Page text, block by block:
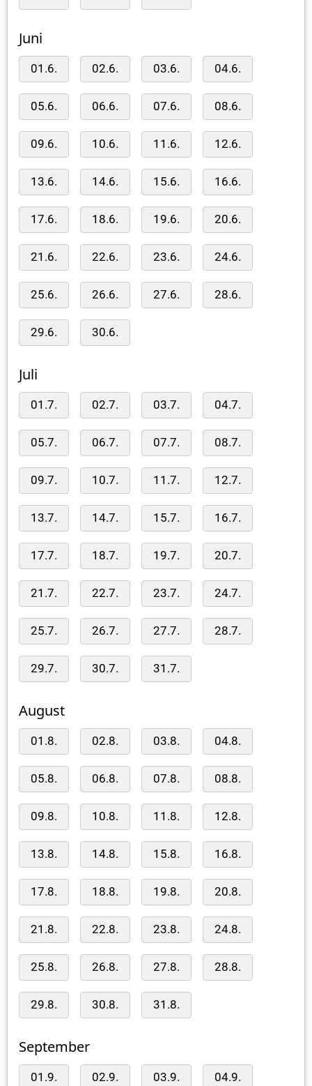
Juni
01.6. 02.6. 03.6. 04.6.
05.6. 06.6. 07.6. 08.6.
09.6. 10.6. 11.6. 12.6.
13.6. 14.6. 15.6. 16.6.
17.6. 18.6. 19.6. 20.6.
21.6. 22.6. 23.6. 24.6.
25.6. 26.6. 27.6. 28.6.
29.6. 30.6.
Juli
01.7. 02.7. 03.7. 04.7.
05.7. 06.7. 07.7. 08.7.
09.7. 10.7. 11.7. 12.7.
13.7. 14.7. 15.7. 16.7.
17.7. 18.7. 19.7. 20.7.
21.7. 22.7. 23.7. 24.7.
25.7. 26.7. 27.7. 28.7.
29.7. 30.7. 31.7.
August
01.8. 02.8. 03.8. 04.8.
05.8. 06.8. 07.8. 08.8.
09.8. 10.8. 11.8. 12.8.
13.8. 14.8. 15.8. 16.8.
17.8. 18.8. 19.8. 20.8.
21.8. 22.8. 23.8. 24.8.
25.8. 26.8. 27.8. 28.8.
29.8. 30.8. 31.8.
September
01.9. 02.9. 03.9. 04.9.